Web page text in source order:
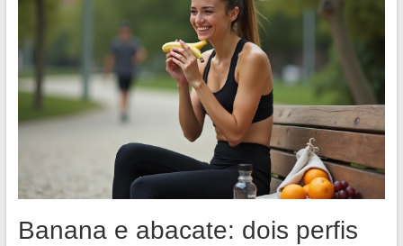
Banana e abacate: dois perfis